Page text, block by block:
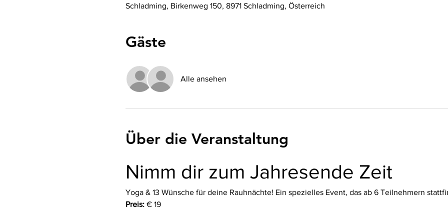
Schladming, Birkenweg 150, 8971 Schladming, Österreich
Gäste
Alle ansehen
Über die Veranstaltung
Nimm dir zum Jahresende Zeit
Yoga & 13 Wünsche für deine Rauhnächte! Ein spezielles Event, das ab 6 Teilnehmern
Preis: € 19